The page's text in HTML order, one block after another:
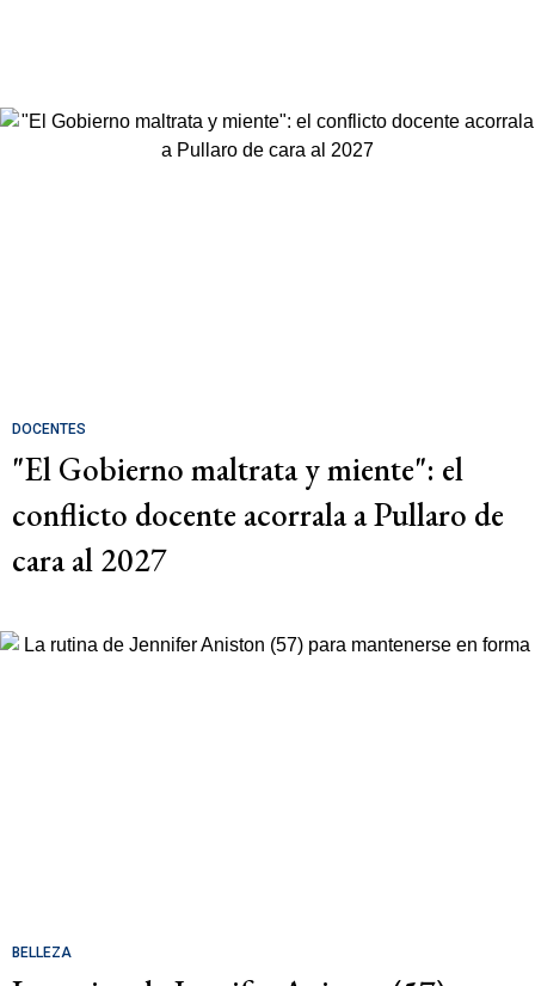
DOCENTES
"El Gobierno maltrata y miente": el
conflicto docente acorrala a Pullaro de
cara al 2027
BELLEZA